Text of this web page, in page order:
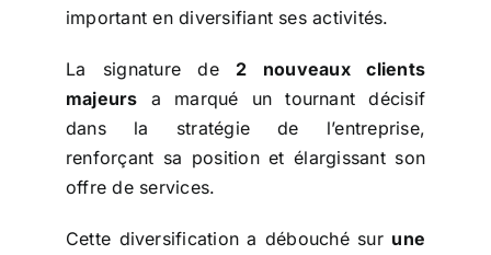
important en diversifiant ses activités.
La signature de 2 nouveaux clients
majeurs a marqué un tournant décisif
dans la stratégie de l’entreprise,
renforçant sa position et élargissant son
offre de services.
Cette diversification a débouché sur une